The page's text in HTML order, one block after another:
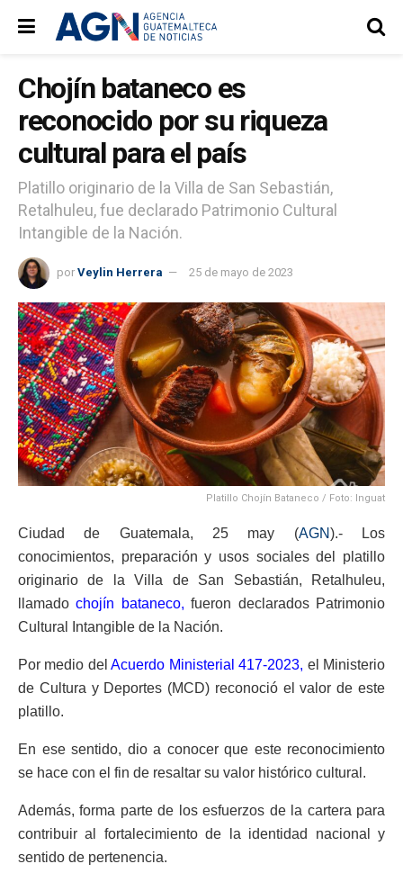
Chojín bataneco es
reconocido por su riqueza
cultural para el país
Platillo originario de la Villa de San Sebastián,
Retalhuleu, fue declarado Patrimonio Cultural
Intangible de la Nación.
por Veylin Herrera 25 de mayo de 2023
Platillo Chojín Bataneco / Foto: Inguat
Ciudad de Guatemala, 25 may (AGN).- Los
conocimientos, preparación y usos sociales del platillo
originario de la Villa de San Sebastián, Retalhuleu,
llamadochojín bataneco, fueron declarados Patrimonio
Cultural Intangible de la Nación.
Por medio delAcuerdo Ministerial 417-2023, el Ministerio
de Cultura y Deportes (MCD) reconoció el valor de este
platillo.
En ese sentido, dio a conocer que este reconocimiento
se hace con el fin de resaltar su valor histórico cultural.
Además, forma parte de los esfuerzos de la cartera para
contribuir al fortalecimiento de la identidad nacional y
sentido de pertenencia.